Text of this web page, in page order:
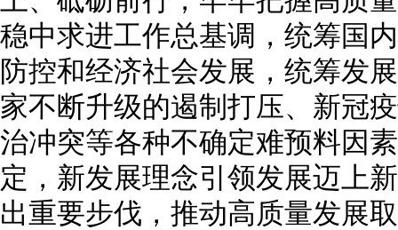
稳中求进工作总基调，统筹国
防控和经济社会发展，统筹发
家不断升级的遏制打压、新冠
治冲突等各种不确定难预料因
定，新发展理念引领发展迈上
出重要步伐，推动高质量发展